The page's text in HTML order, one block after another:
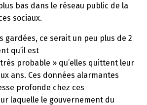
bas dans le réseau public de la
sociaux.
gardées, ce serait un peu plus de 2
qu’il est
probable » qu’elles quittent leur
ans. Ces données alarmantes
profonde chez ces
laquelle le gouvernement du